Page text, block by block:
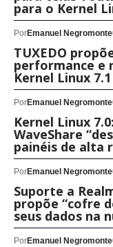
para o Kernel
PorEmanuel Negromonte
TUXEDO
performance e
Kernel Linux 7.1
PorEmanuel Negromonte
Kernel Linux
WaveShare
painéis de alta
PorEmanuel Negromonte
Suporte a
propõe “cofre
seus dados na
PorEmanuel Negromonte